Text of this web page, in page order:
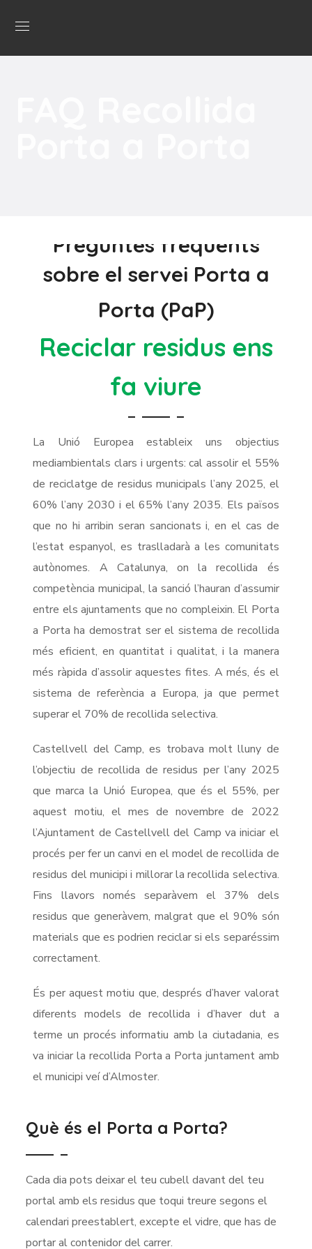
Preguntes freqüents
sobre el servei Porta a
Porta (PaP)
Reciclar residus ens
fa viure
La Unió Europea estableix uns objectius
mediambientals clars i urgents: cal assolir el 55%
de reciclatge de residus municipals l’any 2025, el
60% l’any 2030 i el 65% l’any 2035. Els països
que no hi arribin seran sancionats i, en el cas de
l’estat espanyol, es traslladarà a les comunitats
autònomes. A Catalunya, on la recollida és
competència municipal, la sanció l’hauran d’assumir
entre els ajuntaments que no compleixin. El Porta
a Porta ha demostrat ser el sistema de recollida
més eficient, en quantitat i qualitat, i la manera
més ràpida d’assolir aquestes fites. A més, és el
sistema de referència a Europa, ja que permet
superar el 70% de recollida selectiva.
Castellvell del Camp, es trobava molt lluny de
l’objectiu de recollida de residus per l’any 2025
que marca la Unió Europea, que és el 55%, per
aquest motiu, el mes de novembre de 2022
l’Ajuntament de Castellvell del Camp va iniciar el
procés per fer un canvi en el model de recollida de
residus del municipi i millorar la recollida selectiva.
Fins llavors només separàvem el 37% dels
residus que generàvem, malgrat que el 90% són
materials que es podrien reciclar si els separéssim
correctament.
És per aquest motiu que, després d’haver valorat
diferents models de recollida i d’haver dut a
terme un procés informatiu amb la ciutadania, es
va iniciar la recollida Porta a Porta juntament amb
el municipi veí d’Almoster.
Què és el Porta a Porta?
Cada dia pots deixar el teu cubell davant del teu
portal amb els residus que toqui treure segons el
calendari preestablert, excepte el vidre, que has de
portar al contenidor del carrer.